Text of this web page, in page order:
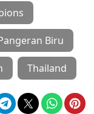
Biru
Thailand